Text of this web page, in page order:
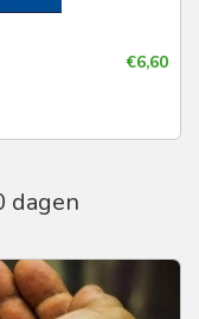
€6,60
dagen